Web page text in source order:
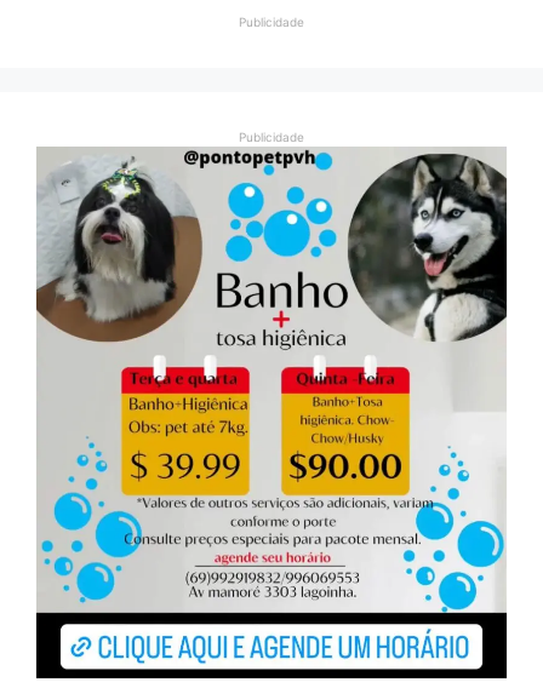
Publicidade
Publicidade